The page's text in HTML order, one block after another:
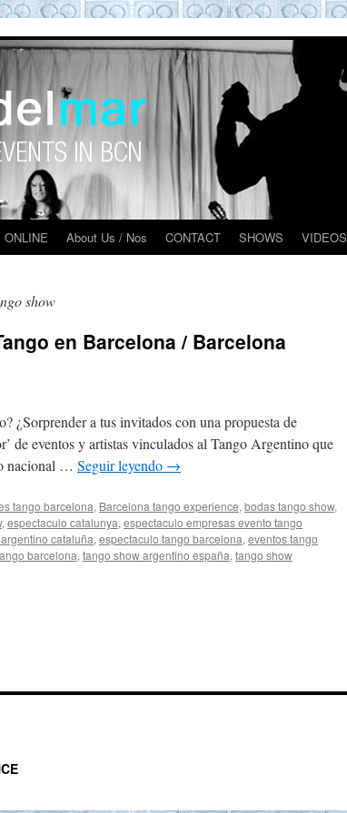
EXPERIENCE
ONLINE About Us / Nos CONTACT SHOWS VIDEOS
show
en Barcelona / Barcelona
¿Sorprender a tus invitados con una propuesta de
de eventos y artistas vinculados al Tango Argentino que
nacional … Seguir leyendo →
tango barcelona, Barcelona tango experience, bodas tango show,
, espectaculo catalunya, espectaculo empresas evento tango
cataluña, espectaculo tango barcelona, eventos tango
barcelona, tango show argentino españa, tango show